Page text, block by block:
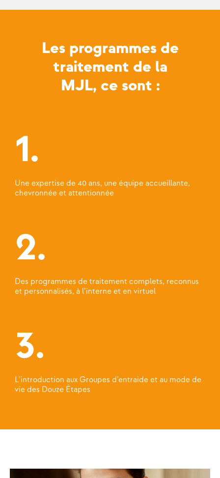
Les programmes de
traitement de la
MJL, ce sont :
1.
Une expertise de 40 ans, une équipe accueillante,
chevronnée et attentionnée
2.
Des programmes de traitement complets, reconnus
et personnalisés, à l’interne et en virtuel
3.
L’introduction aux Groupes d’entraide et au mode de
vie des Douze Étapes